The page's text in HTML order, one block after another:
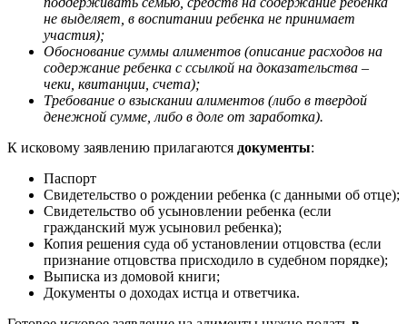
не выделяет, в воспитании ребенка не принимает
участия);
Обоснование суммы алиментов (описание расходов на
содержание ребенка с ссылкой на доказательства –
чеки, квитанции, счета);
Требование о взыскании алиментов (либо в твердой
денежной сумме, либо в доле от заработка).
К исковому заявлению прилагаются документы:
Паспорт
Свидетельство о рождении ребенка (с данными об отце);
Свидетельство об усыновлении ребенка (если
гражданский муж усыновил ребенка);
Копия решения суда об установлении отцовства (если
признание отцовства присходило в судебном порядке);
Выписка из домовой книги;
Документы о доходах истца и ответчика.